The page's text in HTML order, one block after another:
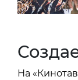
На